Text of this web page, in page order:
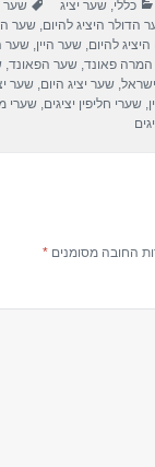
קטגוריות
כללי,שער יציג שער
הדולר היציג להיום,שער
היציג להיום,שער היין,שער
פאונד,שער הפאונד,
,שער יציג היום,שער
,שערי חליפין יציגים,שערי
החובה מסומנים*